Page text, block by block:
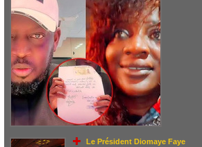
Le Président Diomaye Faye